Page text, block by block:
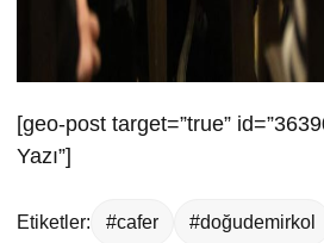
[geo-post target=”true”
Yazı”]
Etiketler: #cafer #doğudemirkol